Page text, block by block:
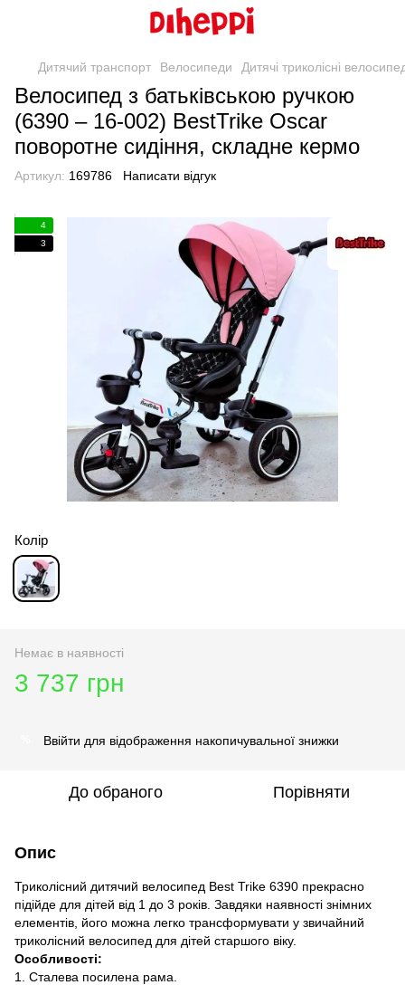
Дитячий транспорт Велосипеди Дитячі триколісні
Велосипед з батьківською ручкою
(6390 – 16-002) BestTrike Oscar
поворотне сидіння, складне кермо
Артикул: 169786 Написати відгук
4
3
Колір
Немає в наявності
3 737 грн
Ввійти для відображення накопичувальної знижки
До обраного Порівняти
Опис
Триколісний дитячий велосипед Best Trike 6390 прекрасно
підійде для дітей від 1 до 3 років. Завдяки наявності знімних
елементів, його можна легко трансформувати у звичайний
триколісний велосипед для дітей старшого віку.
Особливості:
1. Сталева посилена рама.